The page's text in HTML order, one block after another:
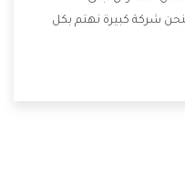
شركة كبيرة نهتم بكل
التى تكون من أهم